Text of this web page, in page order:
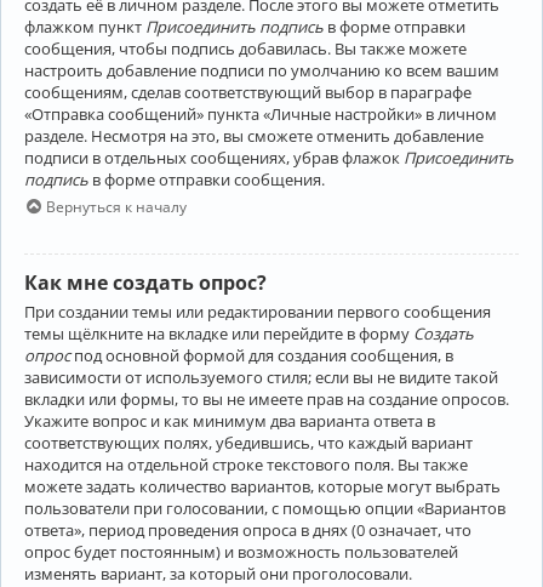
флажком пункт Присоединить подпись в форме отправки
сообщения, чтобы подпись добавилась. Вы также можете
настроить добавление подписи по умолчанию ко всем вашим
сообщениям, сделав соответствующий выбор в параграфе
«Отправка сообщений» пункта «Личные настройки» в личном
разделе. Несмотря на это, вы сможете отменить добавление
подписи в отдельных сообщениях, убрав флажок Присоединить
подпись в форме отправки сообщения.
Вернуться к началу
Как мне создать опрос?
При создании темы или редактировании первого сообщения
темы щёлкните на вкладке или перейдите в форму Создать
опроспод основной формой для создания сообщения, в
зависимости от используемого стиля; если вы не видите такой
вкладки или формы, то вы не имеете прав на создание опросов.
Укажите вопрос и как минимум два варианта ответа в
соответствующих полях, убедившись, что каждый вариант
находится на отдельной строке текстового поля. Вы также
можете задать количество вариантов, которые могут выбрать
пользователи при голосовании, с помощью опции «Вариантов
ответа», период проведения опроса в днях (0 означает, что
опрос будет постоянным) и возможность пользователей
изменять вариант, за который они проголосовали.